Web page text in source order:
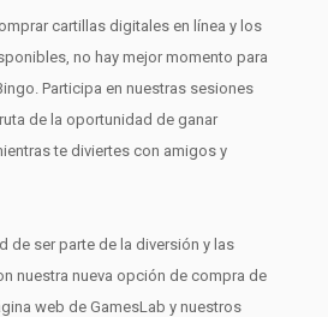
cartillas digitales en línea y los
no hay mejor momento para
Participa en nuestras sesiones
de la oportunidad de ganar
te diviertes con amigos y
de ser parte de la diversión y las
nuestra nueva opción de compra de
web de GamesLab y nuestros